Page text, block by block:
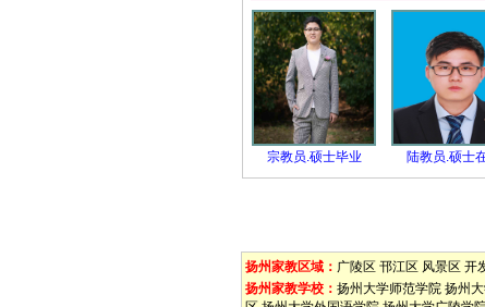
宗教员.硕士毕业 陆教员.硕士
扬州家教区域： 广陵区 邗江区 风景区 开
扬州家教学校： 扬州大学师范学院 扬州